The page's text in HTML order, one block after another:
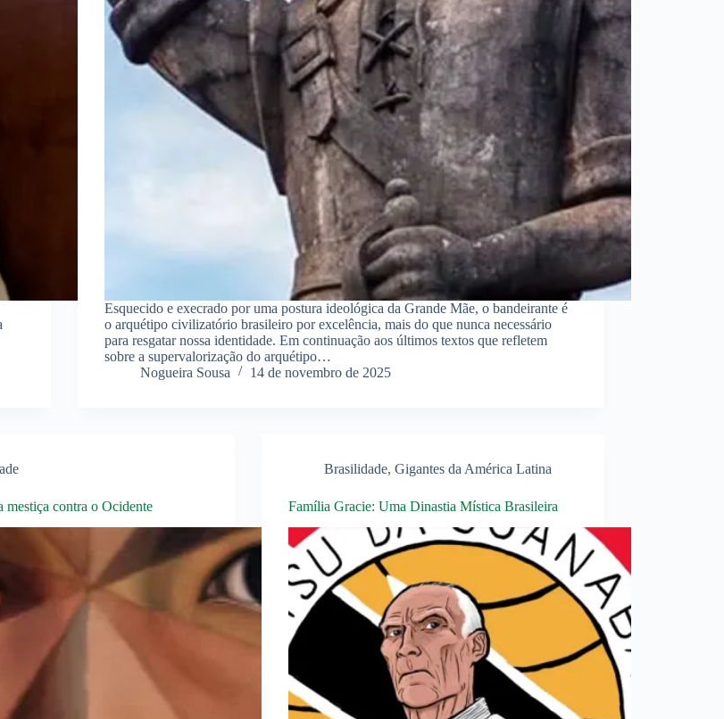
Esquecido e execrado por uma postura ideológica da Grande Mãe, o bandeirante é
o arquétipo civilizatório brasileiro por excelência, mais do que nunca necessário
para resgatar nossa identidade. Em continuação aos últimos textos que refletem
sobre a supervalorização do arquétipo…
Nogueira Sousa
14 de novembro de 2025
mestiça contra o Ocidente
Brasilidade,Gigantes da América Latina
Família Gracie: Uma Dinastia Mística Brasileira